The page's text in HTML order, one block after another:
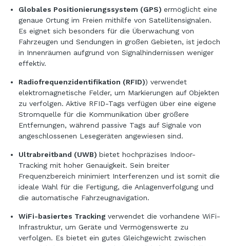
Globales Positionierungssystem (GPS) ermöglicht eine
genaue Ortung im Freien mithilfe von Satellitensignalen.
Es eignet sich besonders für die Überwachung von
Fahrzeugen und Sendungen in großen Gebieten, ist jedoch
in Innenräumen aufgrund von Signalhindernissen weniger
effektiv.
Radiofrequenzidentifikation (RFID)) verwendet
elektromagnetische Felder, um Markierungen auf Objekten
zu verfolgen. Aktive RFID-Tags verfügen über eine eigene
Stromquelle für die Kommunikation über größere
Entfernungen, während passive Tags auf Signale von
angeschlossenen Lesegeräten angewiesen sind.
Ultrabreitband (UWB) bietet hochpräzises Indoor-
Tracking mit hoher Genauigkeit. Sein breiter
Frequenzbereich minimiert Interferenzen und ist somit die
ideale Wahl für die Fertigung, die Anlagenverfolgung und
die automatische Fahrzeugnavigation.
WiFi-basiertes Tracking verwendet die vorhandene WiFi-
Infrastruktur, um Geräte und Vermögenswerte zu
verfolgen. Es bietet ein gutes Gleichgewicht zwischen